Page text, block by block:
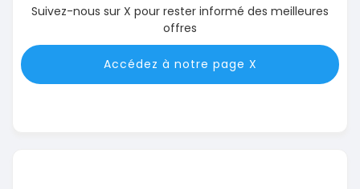
Suivez-nous sur X pour rester informé des meilleures
offres
Accédez à notre page X